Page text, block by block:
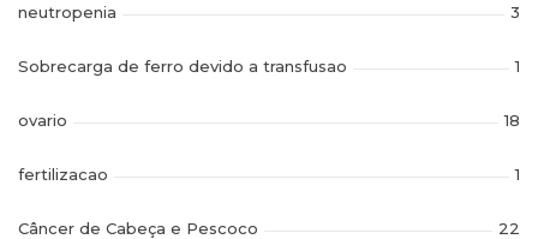
neutropenia 3
Sobrecarga de ferro devido a transfusao 1
ovario 18
fertilizacao 1
Câncer de Cabeça e Pescoco 22